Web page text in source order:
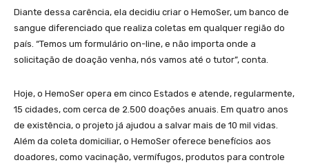
Diante dessa carência, ela decidiu criar o HemoSer, um banco de
sangue diferenciado que realiza coletas em qualquer região do
país. “Temos um formulário on-line, e não importa onde a
solicitação de doação venha, nós vamos até o tutor”, conta.
Hoje, o HemoSer opera em cinco Estados e atende, regularmente,
15 cidades, com cerca de 2.500 doações anuais. Em quatro anos
de existência, o projeto já ajudou a salvar mais de 10 mil vidas.
Além da coleta domiciliar, o HemoSer oferece benefícios aos
doadores, como vacinação, vermífugos, produtos para controle